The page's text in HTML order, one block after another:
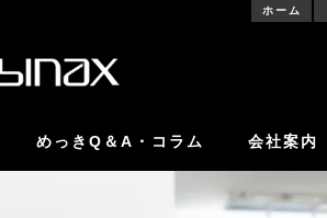
ホーム
めっきQ＆A・コラム 会社案内